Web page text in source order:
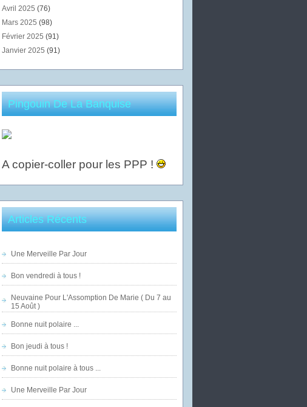
Avril 2025 (76)
Mars 2025 (98)
Février 2025 (91)
Janvier 2025 (91)
Pingouin De La Banquise
A copier-coller pour les PPP !
Articles Récents
Une Merveille Par Jour
Bon vendredi à tous !
Neuvaine Pour L'Assomption De Marie ( Du 7 au
15 Août )
Bonne nuit polaire ...
Bon jeudi à tous !
Bonne nuit polaire à tous ...
Une Merveille Par Jour